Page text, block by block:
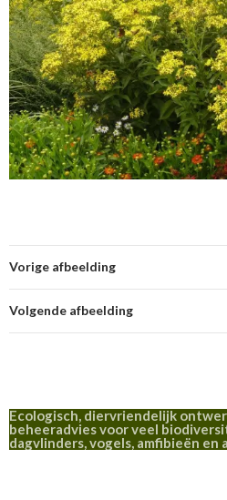
Vorige afbeelding
Volgende afbeelding
Ecologisch, diervriendelijk
beheeradvies voor veel
dagvlinders, vogels, amfibieën en